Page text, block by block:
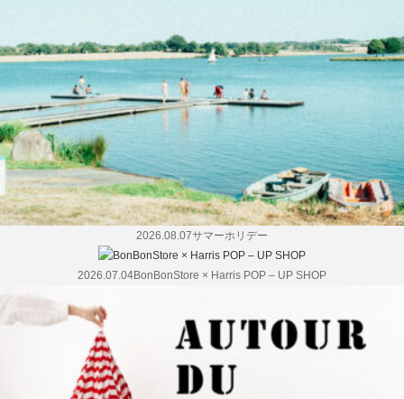
2026.08.07サマーホリデー
2026.07.04BonBonStore × Harris POP – UP SHOP